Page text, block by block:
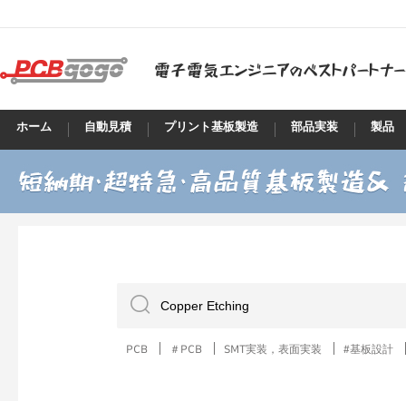
ホーム 自動見積 プリント基板製造 部品実装 製品
PCB ＃PCB SMT実装，表面実装 #基板設計